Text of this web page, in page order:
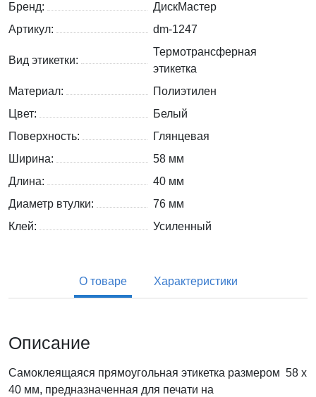
Бренд:
ДискМастер
Артикул:
dm-1247
Вид этикетки:
Термотрансферная
этикетка
Материал:
Полиэтилен
Цвет:
Белый
Поверхность:
Глянцевая
Ширина:
58 мм
Длина:
40 мм
Диаметр втулки:
76 мм
Клей:
Усиленный
О товаре Характеристики
Описание
Самоклеящаяся прямоугольная этикетка размером 58 x
40 мм, предназначенная для печати на